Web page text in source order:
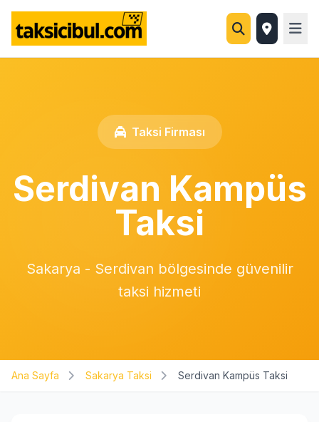
Taksi Firması
Serdivan Kampüs
Taksi
Sakarya - Serdivan bölgesinde güvenilir
taksi hizmeti
Ana Sayfa Sakarya Taksi Serdivan Kampüs Taksi